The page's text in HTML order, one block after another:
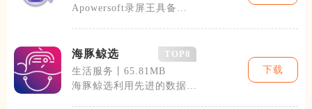
Apowersoft录屏王具备屏
海豚鲸选
TOP8
生活服务丨65.81MB
海豚鲸选利用先进的数据分
下载